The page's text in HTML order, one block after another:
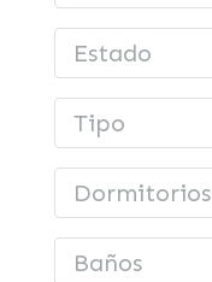
Estado
Tipo
Dormitorios
Baños